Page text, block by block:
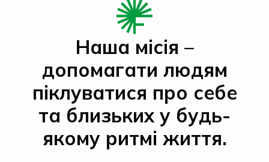
Наша місія –
допомагати людям
піклуватися про себе
та близьких у будь-
якому ритмі життя.